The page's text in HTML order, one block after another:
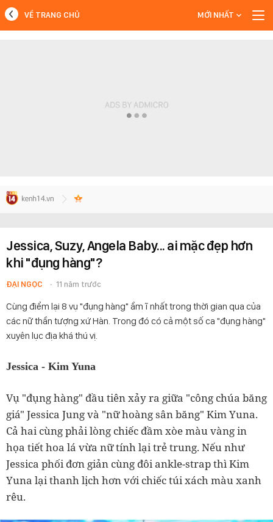
VỀ TRANG CHỦ MỚI NHẤT
Jessica, Suzy, Angela Baby... ai mặc đẹp hơn
khi "đụng hàng"?
ĐẠI NGỌC 11 năm trước
Cùng điểm lại 8 vụ "đụng hàng" ầm ĩ nhất trong thời gian qua của
các nữ thần tượng xứ Hàn. Trong đó có cả một số ca "đụng hàng"
xuyên lục địa khá thú vị.
Jessica - Kim Yuna
Vụ "đụng hàng" đầu tiên xảy ra giữa "công chúa băng
giá" Jessica Jung và "nữ hoàng sân băng" Kim Yuna.
Cả hai cùng phải lòng chiếc đầm xòe màu vàng in
họa tiết hoa lá vừa nữ tính lại trẻ trung. Nếu như
Jessica phối đơn giản cùng đôi ankle-strap thì Kim
Yuna lại thanh lịch hơn với chiếc túi xách màu xanh
rêu.